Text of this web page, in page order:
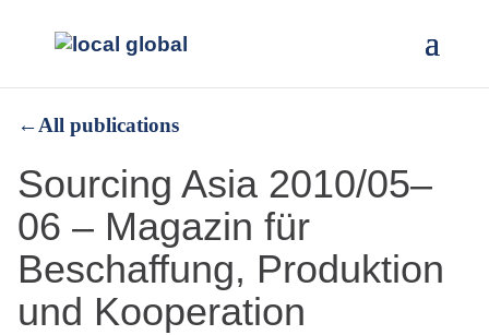
←All publications
Sourcing Asia 2010/05–
06 – Magazin für
Beschaffung, Produktion
und Kooperation